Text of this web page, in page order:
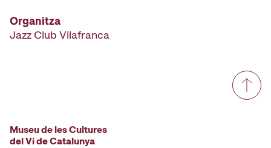
Organitza
Jazz Club Vilafranca
Museu de les Cultures
del Vi de Catalunya